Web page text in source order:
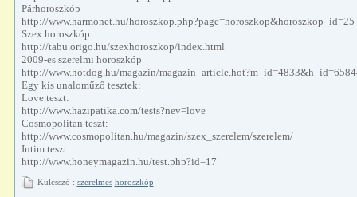
Párhoroszkóp
http://www.harmonet.hu/horoszkop.php?page=horoszkop&horoszkop_id=25
Szex horoszkóp
http://tabu.origo.hu/szexhoroszkop/index.html
2009-es szerelmi horoszkóp
http://www.hotdog.hu/magazin/
Egy kis unaloműző tesztek:
Love teszt:
http://www.hazipatika.com/tests?nev=love
Cosmopolitan teszt:
http://www.cosmopolitan.hu/magazin/szex_szerelem/szerelem/
Intim teszt:
http://www.honeymagazin.hu/test.php?id=17
Kulcsszó : szerelmes horoszkóp